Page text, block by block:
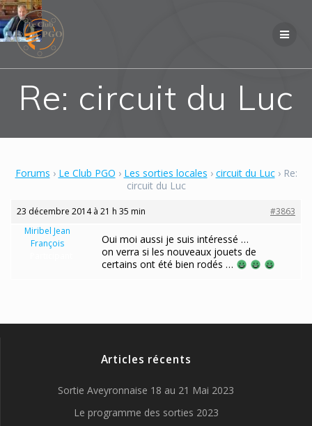
Re: circuit du Luc
Forums › Le Club PGO › Les sorties locales › circuit du Luc › Re:
circuit du Luc
23 décembre 2014 à 21 h 35 min
#3863
Miribel Jean
François
Oui moi aussi je suis intéressé …
on verra si les nouveaux jouets de
certains ont été bien rodés …
Articles récents
Sortie Aveyronnaise 18 au 21 Mai 2023
Le programme des sorties 2023